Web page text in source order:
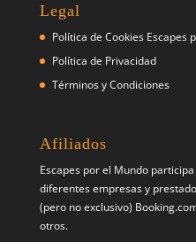
Legal
Política de Cookies Escapes
Política de Privacidad
Términos y Condiciones
Afiliados
Escapes por el Mundo
diferentes empresas y
(pero no exclusivo)
otros.